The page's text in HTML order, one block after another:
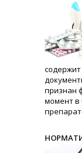
признан
момент в